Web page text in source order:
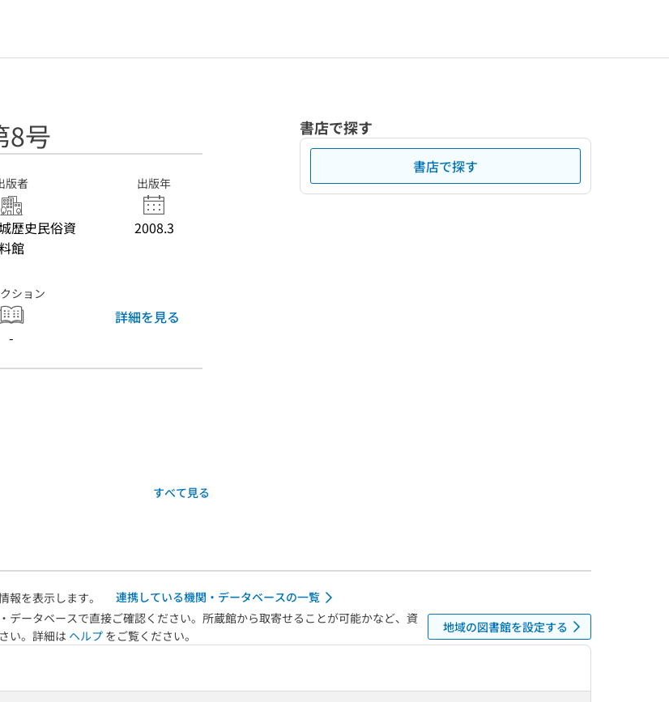
8号
版者
歴史民俗資
館
出版年
2008.3
ション
-
詳細を見る
すべて見る
書店で探す
書店で探す
を表示します。
連携している機関・データベースの一覧
ータベースで直接ご確認ください。所蔵館から取寄せることが可能かなど、資
い。詳細は ヘルプ をご覧ください。
地域の図書館を設定する